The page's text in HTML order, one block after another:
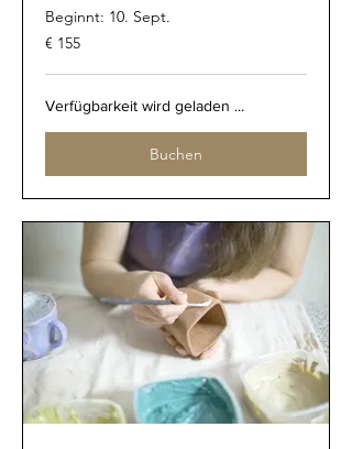
Beginnt: 10. Sept.
155
Euro
€ 155
Verfügbarkeit wird geladen ...
Buchen